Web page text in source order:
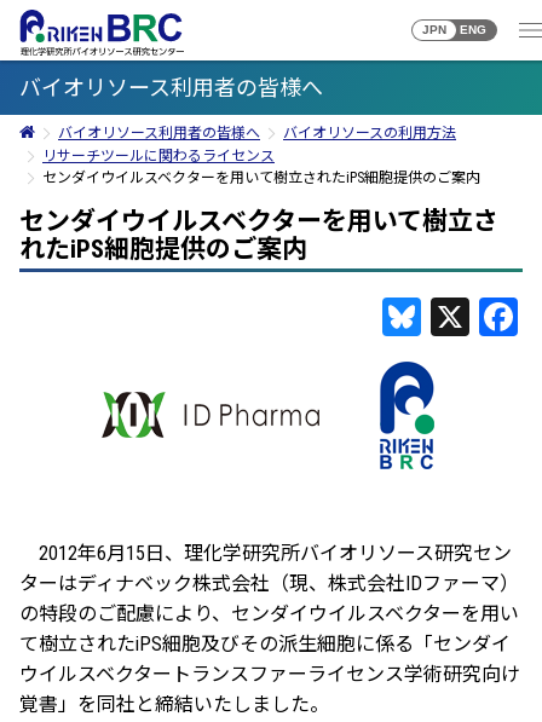
JPN ENG
バイオリソース利用者の皆様へ
バイオリソース利用者の皆様へ
バイオリソースの利用方法
リサーチツールに関わるライセンス
センダイウイルスベクターを用いて樹立されたiPS細胞提供のご案内
センダイウイルスベクターを用いて樹立さ
れたiPS細胞提供のご案内
Bluesky
X
2012年6月15日、理化学研究所バイオリソース研究セン
ターはディナベック株式会社（現、株式会社IDファーマ）
の特段のご配慮により、センダイウイルスベクターを用い
て樹立されたiPS細胞及びその派生細胞に係る「センダイ
ウイルスベクタートランスファーライセンス学術研究向け
覚書」を同社と締結いたしました。